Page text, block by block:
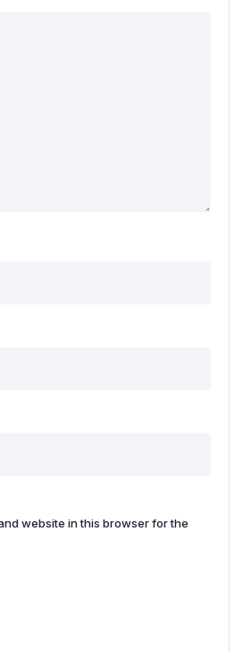
website in this browser for the